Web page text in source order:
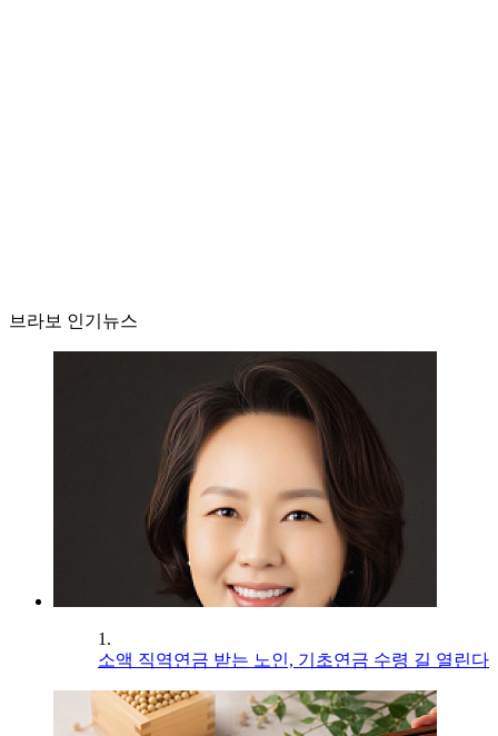
브라보 인기뉴스
1.
소액 직역연금 받는 노인, 기초연금 수령 길 열린다